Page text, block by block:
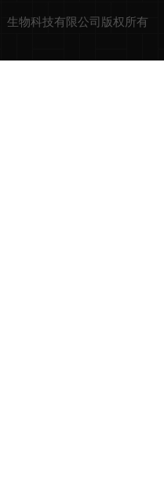
生物科技有限公司版权所有